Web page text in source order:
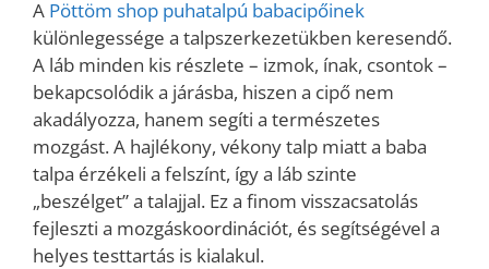
A Pöttöm shop puhatalpú babacipőinek
különlegessége a talpszerkezetükben keresendő.
A láb minden kis részlete – izmok, ínak, csontok –
bekapcsolódik a járásba, hiszen a cipő nem
akadályozza, hanem segíti a természetes
mozgást. A hajlékony, vékony talp miatt a baba
talpa érzékeli a felszínt, így a láb szinte
„beszélget” a talajjal. Ez a finom visszacsatolás
fejleszti a mozgáskoordinációt, és segítségével a
helyes testtartás is kialakul.